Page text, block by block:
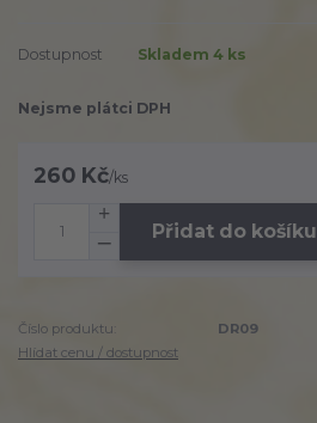
Dostupnost Skladem 4 ks
Nejsme plátci DPH
260 Kč/ks
Přidat do košíku
Číslo produktu:
DR09
Hlídat cenu / dostupnost